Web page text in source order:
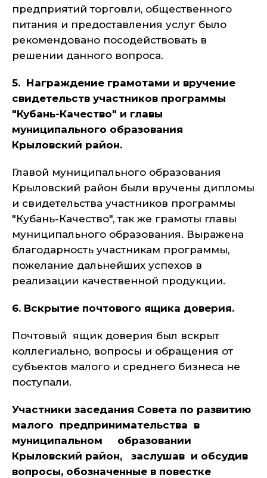
предприятий торговли, общественного
питания и предоставления услуг было
рекомендовано посодействовать в
решении данного вопроса.
5. Награждение грамотами и вручение
свидетельств участников программы
"Кубань-Качество" и главы
муниципального образования
Крыловский район.
Главой муниципального образования
Крыловский район были вручены дипломы
и свидетельства участников программы
"Кубань-Качество", так же грамоты главы
муниципального образования. Выражена
благодарность участникам программы,
пожелание дальнейших успехов в
реализации качественной продукции.
6. Вскрытие почтового ящика доверия.
Почтовый ящик доверия был вскрыт
коллегиально, вопросы и обращения от
субъектов малого и среднего бизнеса не
поступали.
Участники заседания Совета по развитию
малого предпринимательства в
муниципальном образовании
Крыловский район, заслушав и обсудив
вопросы, обозначенные в повестке